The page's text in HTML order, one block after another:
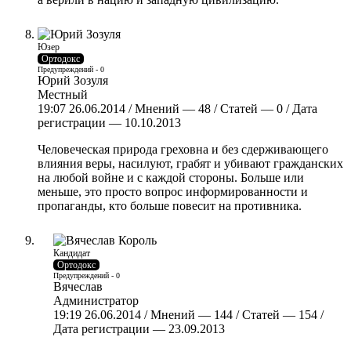
Юзер
Ортодокс
Предупреждений - 0
Юрий Зозуля
Местный
19:07 26.06.2014 / Мнений — 48 / Статей — 0 / Дата
регистрации — 10.10.2013
Человеческая природа греховна и без сдерживающего
влияния веры, насилуют, грабят и убивают гражданских
на любой войне и с каждой стороны. Больше или
меньше, это просто вопрос информированности и
пропаганды, кто больше повесит на противника.
Кандидат
Ортодокс
Предупреждений - 0
Вячеслав
Администратор
19:19 26.06.2014 / Мнений — 144 / Статей — 154 /
Дата регистрации — 23.09.2013